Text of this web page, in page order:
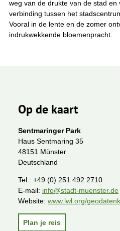
weg van de drukte van de stad
verbinding tussen het
Vooral in de lente en de zomer
indrukwekkende bloemenpracht.
Op de kaart
Sentmaringer Park
Haus Sentmaring 35
48151 Münster
Deutschland
Tel.: +49 (0) 251 492 2710
E-mail: info@stadt-muenster.de
Website: www.lwl.org/
Plan je reis